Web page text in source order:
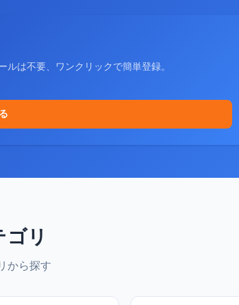
は不要、ワンクリックで簡単登録。
リ
から探す